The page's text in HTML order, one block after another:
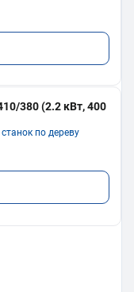
380 (2.2 кВт, 400
по дереву